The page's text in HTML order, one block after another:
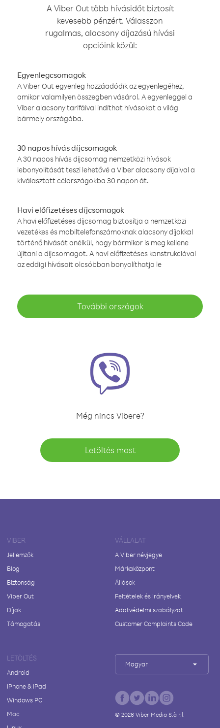
A Viber Out több hívásidőt biztosít
kevesebb pénzért. Válasszon
rugalmas, alacsony díjazású hívási
opcióink közül:
Egyenlegcsomagok
A Viber Out egyenleg hozzáadódik az egyenlegéhez,
amikor valamilyen összegben vásárol. A egyenleggel a
Viber alacsony tarifáival indíthat hívásokat a világ
bármely országába.
30 napos hívás díjcsomagok
A 30 napos hívás díjcsomag nemzetközi hívások
lebonyolítását teszi lehetővé a Viber alacsony díjaival a
kiválasztott célországokba 30 napon át.
Havi előfizetéses díjcsomagok
A havi előfizetéses díjcsomag biztosítja a nemzetközi
vezetékes és mobiltelefonszámoknak alacsony díjakkal
történő hívását anélkül, hogy bármikor is meg kellene
újítani a díjcsomagot. A havi előfizetéses konstrukcióval
az eddigi hívásait olcsóbban bonyolíthatja le
További országok
Még nincs Vibere?
Letöltés most
VIBER
Jellemzők
Blog
Biztonság
Viber Out
Díjak
Támogatás
VÁLLALAT
A Viber névjegye
Márkaközpont
Állások
Feltételek és irányelvek
Adatvédelmi szabályzat
Customer Complaints Code
LETÖLTÉS
Android
iPhone & iPad
Windows PC
Mac
Magyar
© 2026Viber Media S.à r.l.